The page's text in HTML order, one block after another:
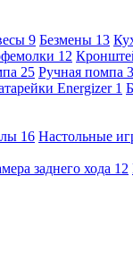
9 Безмены 13
12
25 Ручная помпа 3
Energizer 1
16 Настольные
заднего хода 12